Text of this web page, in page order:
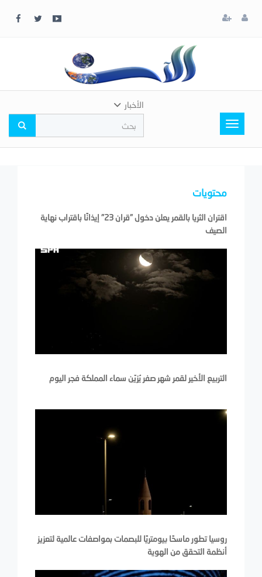
Toggle
navigation
الأخبار
محتويات
اقتران الثريا بالقمر يعلن دخول "قران 23" إيذانًا باقتراب نهاية
الصيف
التربيع الأخير لقمر شهر صفر يُزيّن سماء المملكة فجر اليوم
روسيا تطور ماسحًا بيومتريًا للبصمات بمواصفات عالمية لتعزيز
أنظمة التحقق من الهوية